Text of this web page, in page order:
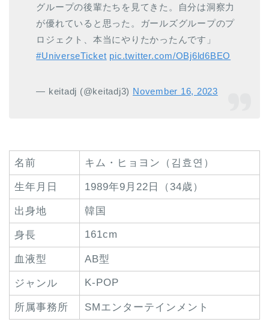
グループの後輩たちを見てきた。自分は洞察力
が優れていると思った。ガールズグループのプ
ロジェクト、本当にやりたかったんです」
#UniverseTicket pic.twitter.com/OBj6ld6BEO
— keitadj (@keitadj3) November 16, 2023
名前 キム・ヒョヨン（김효연）
生年月日 1989年9月22日（34歳）
出身地 韓国
身長 161cm
血液型 AB型
ジャンル K-POP
所属事務所 SMエンターテインメント